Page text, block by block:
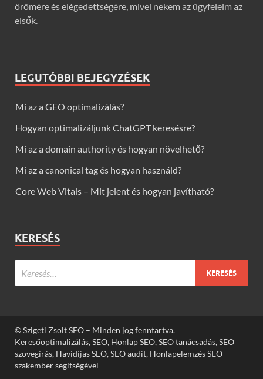
örömére és elégedettségére, mivel nekem az ügyfeleim az
elsők.
LEGUTÓBBI BEJEGYZÉSEK
Mi az a GEO optimalizálás?
Hogyan optimalizáljunk ChatGPT keresésre?
Mi az a domain authority és hogyan növelhető?
Mi az a canonical tag és hogyan használd?
Core Web Vitals – Mit jelent és hogyan javítható?
KERESÉS
© Szigeti Zsolt SEO – Minden jog fenntartva.
Keresőoptimalizálás, SEO, Honlap SEO, SEO tanácsadás, SEO
szövegírás, Havidíjas SEO, SEO audit, Honlapelemzés SEO
szakember segítségével